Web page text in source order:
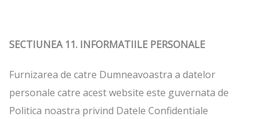
SECTIUNEA 11. INFORMATIILE PERSONALE
Furnizarea de catre Dumneavoastra a datelor
personale catre acest website este guvernata de
Politica noastra privind Datele Confidentiale